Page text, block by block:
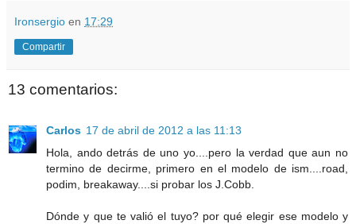
Ironsergio en 17:29
Compartir
13 comentarios:
Carlos 17 de abril de 2012 a las 11:13
Hola, ando detrás de uno yo....pero la verdad que aun no
termino de decirme, primero en el modelo de ism....road,
podim, breakaway....si probar los J.Cobb.
Dónde y que te valió el tuyo? por qué elegir ese modelo y